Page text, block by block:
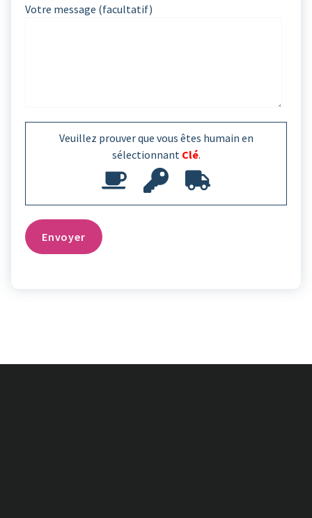
Votre message (facultatif)
Veuillez prouver que vous êtes humain en
sélectionnant Clé.